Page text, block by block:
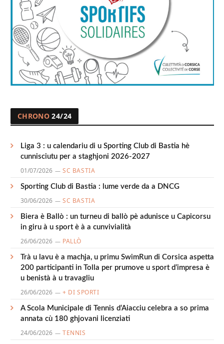
CHRONO 24/24
Liga 3 : u calendariu di u Sporting Club di Bastia hè
cunnisciutu per a staghjoni 2026-2027
01/07/2026 SC BASTIA
Sporting Club di Bastia : lume verde da a DNCG
30/06/2026 SC BASTIA
Biera è Ballò : un turneu di ballò pè adunisce u Capicorsu
in giru à u sport è à a cunvivialità
26/06/2026 PALLÒ
Trà u lavu è a machja, u primu SwimRun di Corsica aspetta
200 participanti in Tolla per prumove u sport d’impresa è
u benistà à u travagliu
26/06/2026 + DI SPORTI
A Scola Municipale di Tennis d’Aiacciu celebra a so prima
annata cù 180 ghjovani licenziati
24/06/2026 TENNIS